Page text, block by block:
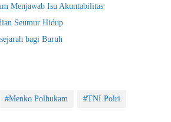
Menjawab Isu Akuntabilitas
Seumur Hidup
bagi Buruh
#Menko Polhukam #TNI Polri